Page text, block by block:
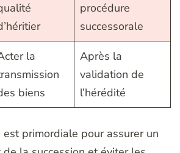
procédure
successorale
la
biens
Après la
validation de
l’hérédité
est primordiale pour assurer un